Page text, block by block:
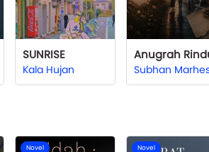
SUNRISE
Kala Hujan
Anugrah
Subhan
Novel Novel